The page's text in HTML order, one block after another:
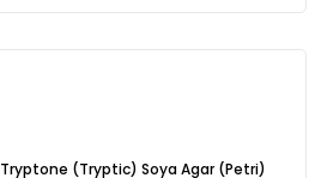
Tryptone (Tryptic) Soya Agar (Petri)